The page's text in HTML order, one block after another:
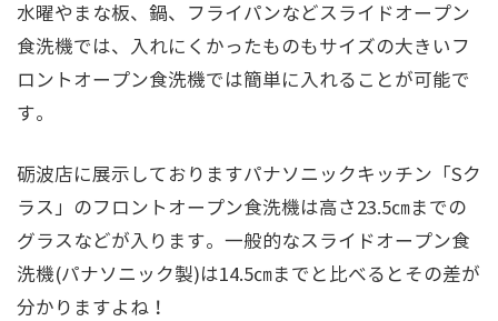
水曜やまな板、鍋、フライパンなどスライドオープン
食洗機では、入れにくかったものもサイズの大きいフ
ロントオープン食洗機では簡単に入れることが可能で
す。
砺波店に展示しておりますパナソニックキッチン「Sク
ラス」のフロントオープン食洗機は高さ23.5㎝までの
グラスなどが入ります。一般的なスライドオープン食
洗機(パナソニック製)は14.5㎝までと比べるとその差が
分かりますよね！